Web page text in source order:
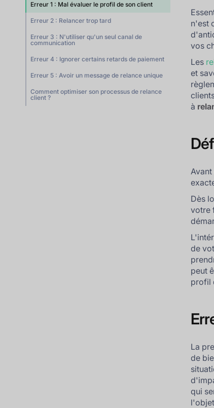
Erreur 1 : Mal évaluer le profil de son client
Erreur 2 : Relancer trop tard
Erreur 3 : N'utiliser qu'un seul canal de
communication
Erreur 4 : Ignorer certains retards de paiement
Erreur 5 : Avoir un message de relance unique
Comment optimiser son processus de relance
client ?
n'est
vos
Les
et
à
Dès
votre
de
peut
profil
La
de
qui